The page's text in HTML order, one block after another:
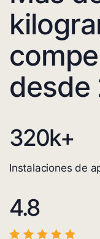
desde
320k+
Instalaciones de
4.8